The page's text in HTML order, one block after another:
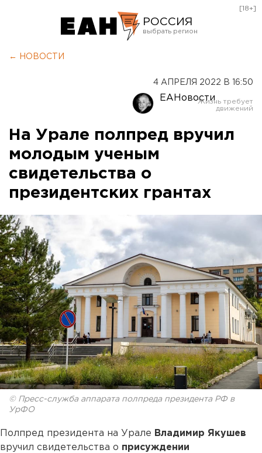
РОССИЯ
Оренбург
[18+]
← НОВОСТИ
4 АПРЕЛЯ 2022 В 16:50
ЕАНовости
На Урале полпред вручил
молодым ученым
свидетельства о
президентских грантах
© Пресс-служба аппарата полпреда президента РФ в
УрФО
Полпред президента на Урале Владимир Якушев
вручил свидетельства о присуждении